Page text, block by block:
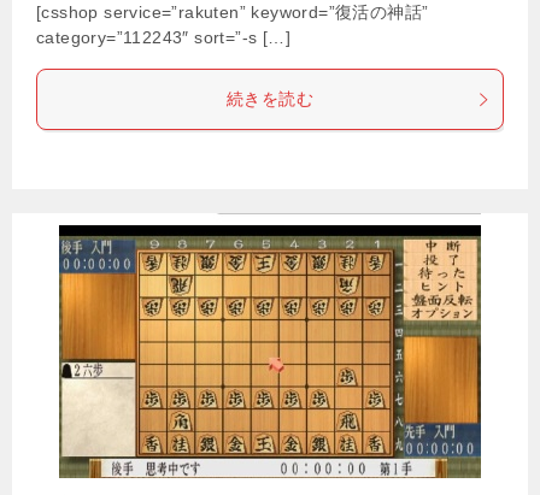
[csshop service=”rakuten” keyword=”復活の神話”
category=”112243″ sort=”-s […]
続きを読む